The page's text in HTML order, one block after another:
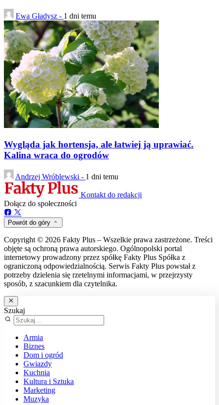
Ewa Gładysz - 1 dni temu
Wygląda jak hortensja, ale łatwiej ją uprawiać.
Kalina wraca do ogrodów
Andrzej Wróblewski - 1 dni temu
Kontakt do redakcji
Dołącz do społeczności
Powrót do góry
Copyright © 2026 Fakty Plus – Wszelkie prawa zastrzeżone. Treści
objęte są ochroną prawa autorskiego. Ogólnopolski portal
internetowy prowadzony przez spółkę Fakty Plus Spółka z
ograniczoną odpowiedzialnością. Serwis Fakty Plus powstał z
potrzeby dzielenia się rzetelnymi informacjami, w przejrzysty
sposób, z szacunkiem dla czytelnika.
Szukaj
Armia
Biznes
Dom i ogród
Gwiazdy
Kuchnia
Kultura i Sztuka
Marketing
Muzyka